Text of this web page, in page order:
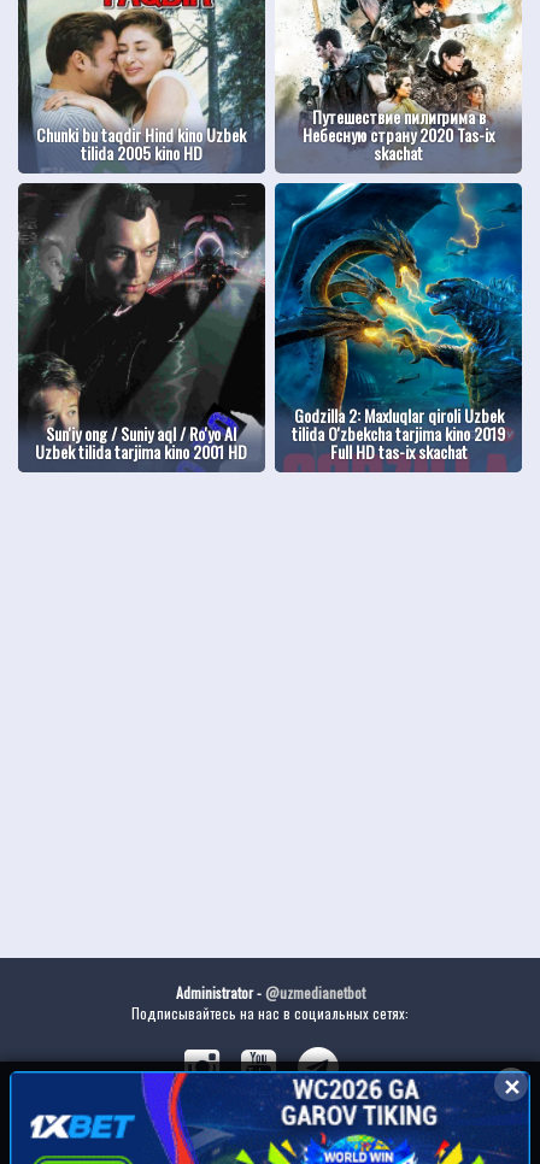
Chunki bu taqdir Hind kino Uzbek
tilida 2005 kino HD
Путешествие пилигрима в
Небесную страну 2020 Tas-ix
skachat
Sun'iy ong / Suniy aql / Ro'yo AI
Uzbek tilida tarjima kino 2001 HD
Godzilla 2: Maxluqlar qiroli Uzbek
tilida O'zbekcha tarjima kino 2019
Full HD tas-ix skachat
Administrator -@uzmedianetbot
Подписывайтесь на нас в социальных сетях:
Скачайте наше приложение:
✕
✕